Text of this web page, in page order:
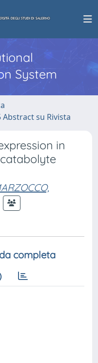
System
Abstract su Rivista
in
completa